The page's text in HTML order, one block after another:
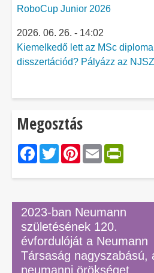
RoboCup Junior 2026
2026. 06. 26. - 14:02
Kiemelkedő lett az MSc
disszertációd? Pályázz az
Megosztás
Facebook
Twitter
Pinterest
Email
2023-ban Neumann
születésének 120.
évfordulóját a Neumann
Társaság nagyszabású,
neumanni örökséget